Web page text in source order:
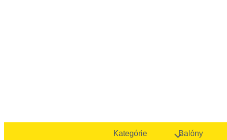
Kategórie Balóny